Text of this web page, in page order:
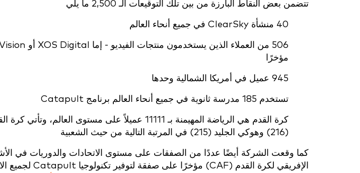
تتضمن بعض النقاط البارزة من بين تلك التوقيعات الـ 2,500 ما يلي
40 منشأة ClearSky في جميع أنحاء العالم
مؤخرًا
945 عميل في أمريكا الشمالية وحدها
تستخدم 185 مدرسة ثانوية في جميع أنحاء العالم برنامج Catapult
(216) وهوكي الجليد (215) في المرتبة التالية من حيث الشعبية
كما وقعت الشركة أيضًا عددًا من الصفقات على مستوى الاتحادات والدوريات في